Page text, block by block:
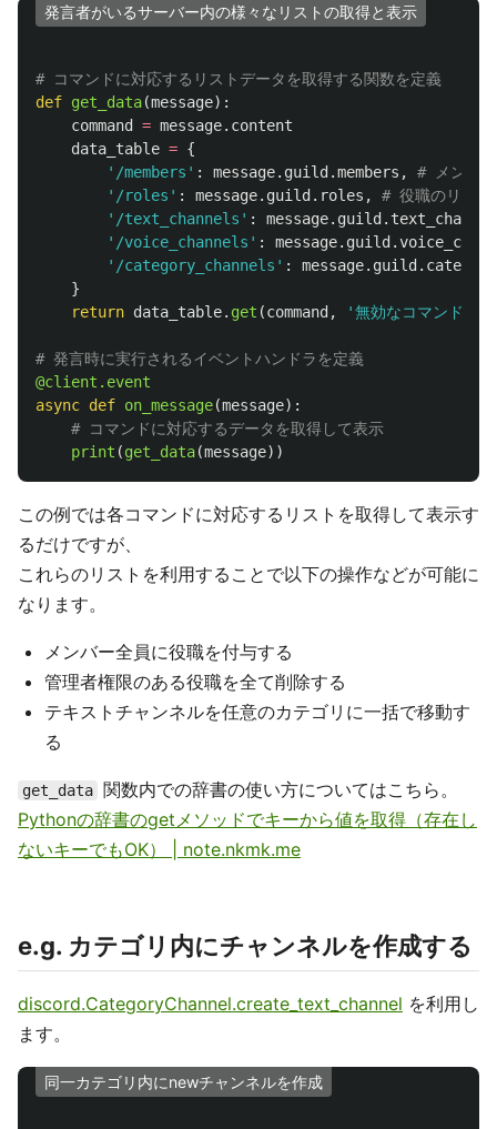
発言者がいるサーバー内の様々なリストの取得と表示
def get_data(message):
command = message. content
data_table = {
' /members ' : message. guild.members ,
' /roles ' : message. guild. roles ,
' /text_channels ' : message. guild.
' /voice_channels ' : message. guild.
' /category_channels ' : message. guild.
}
return data_table. get (command, '無効なコマンドです
@client.event
async def on_message(message):
print (get_data(message))
この例では各コマンドに対応するリストを取得して表示す
るだけですが、
これらのリストを利用することで以下の操作などが可能に
なります。
メンバー全員に役職を付与する
管理者権限のある役職を全て削除する
テキストチャンネルを任意のカテゴリに一括で移動す
る
get_data 関数内での辞書の使い方についてはこちら。
Pythonの辞書のgetメソッドでキーから値を取得（存在し
ないキーでもOK） | note.nkmk.me
e.g. カテゴリ内にチャンネルを作成する
discord.CategoryChannel.create_text_channel を利用し
ます。
同一カテゴリ内にnewチャンネルを作成